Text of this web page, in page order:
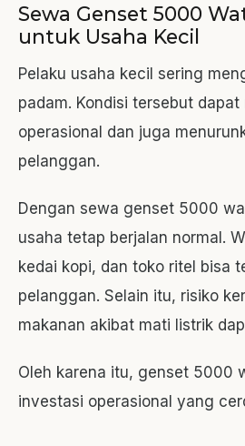
Sewa Genset 5000
untuk Usaha Kecil
Pelaku usaha kecil sering
padam. Kondisi tersebut
operasional dan juga
pelanggan.
Dengan sewa genset 5000
usaha tetap berjalan normal.
kedai kopi, dan toko ritel bisa
pelanggan. Selain itu, risiko
makanan akibat mati listrik
Oleh karena itu, genset 5000
investasi operasional yang